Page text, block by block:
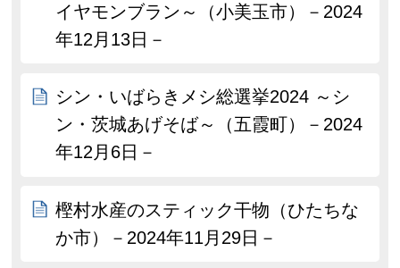
イヤモンブラン～（小美玉市）－2024
年12月13日－
シン・いばらきメシ総選挙2024 ～シ
ン・茨城あげそば～（五霞町）－2024
年12月6日－
樫村水産のスティック干物（ひたちな
か市）－2024年11月29日－